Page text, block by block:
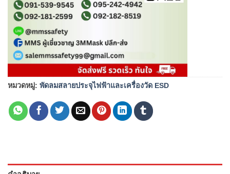
หมวดหมู่: พัดลมสลายประจุไฟฟ้าและเครื่องวัด ESD